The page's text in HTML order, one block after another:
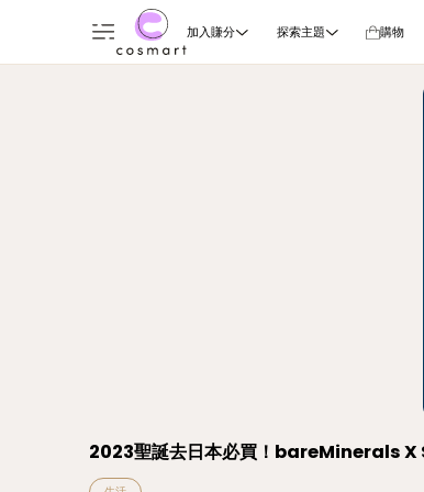
加入賺分 探索主題 購物
2023聖誕去日本必買！bareMinerals